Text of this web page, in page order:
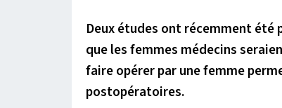
Deux études ont récemment
que les femmes médecins
faire opérer par une femme
postopératoires.